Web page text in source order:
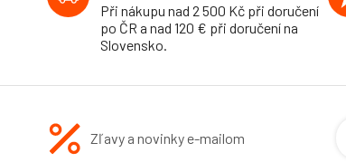
Při nákupu nad 2 500 Kč při doručení
po ČR a nad 120 € při doručení na
Slovensko.
Zľavy a novinky e-mailom